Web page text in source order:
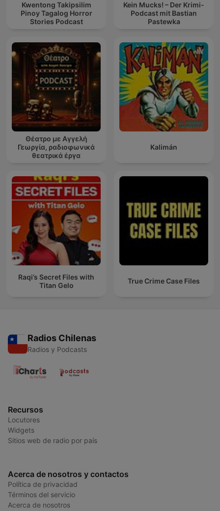
Kwentong Takipsilim
Pinoy Tagalog Horror
Stories Podcast
Kein Mucks! – Der Krimi-
Podcast mit Bastian
Pastewka
Θέατρο με Αγγελή
Γεωργία, ραδιοφωνικά
θεατρικά έργα
Kalimán
Raqi’s Secret Files with
Titan Gelo
True Crime Case Files
Radios Chilenas
Radios y Podcasts
Recursos
Locutores
Widgets
Sitios web de radio por país
Acerca de nosotros y contactos
Política de privacidad
Términos del servicio
Acerca de nosotros